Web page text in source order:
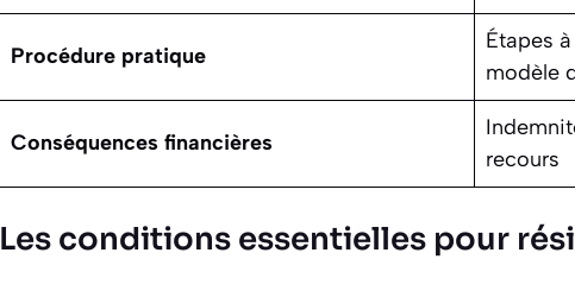
Procédure pratique
Étapes
modèle
Conséquences financières
recours
Les conditions essentielles pour